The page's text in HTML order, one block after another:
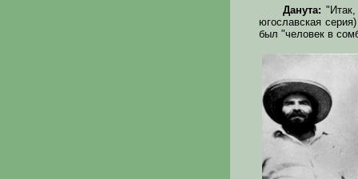
Данута:
югославская
был "человек в